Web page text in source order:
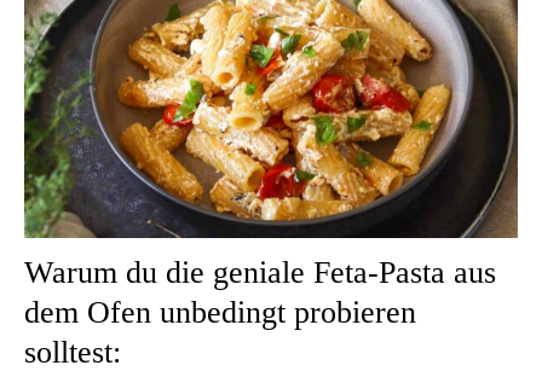
Warum du die geniale Feta-Pasta aus
dem Ofen unbedingt probieren
solltest: